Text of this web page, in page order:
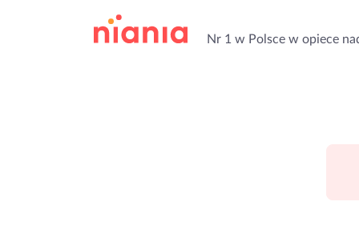
Nr 1 w Polsce w opiece